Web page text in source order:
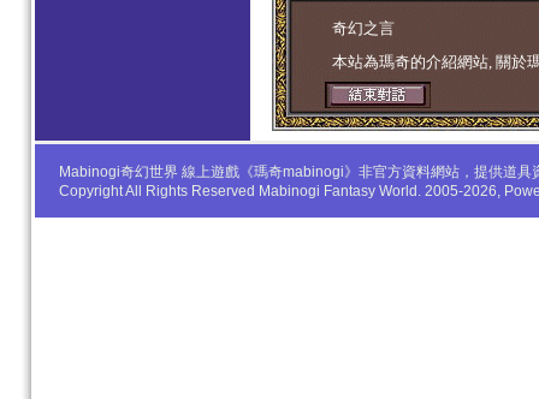
学生妹 奇幻之言
本站為瑪奇的介紹網站, 關於
Mabinogi奇幻世界 線上遊戲《瑪奇mabinogi》非官方資料網站，提供道
Copyright All Rights Reserved Mabinogi Fantasy World. 2005-2026,